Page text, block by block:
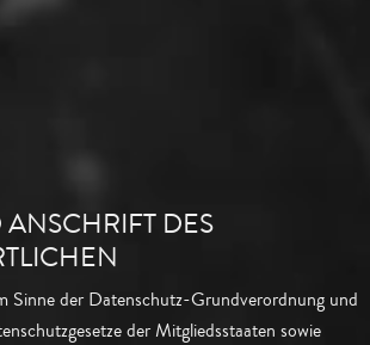
DES
Sinne der Datenschutz-Grundverordnung und
der Mitgliedsstaaten sowie